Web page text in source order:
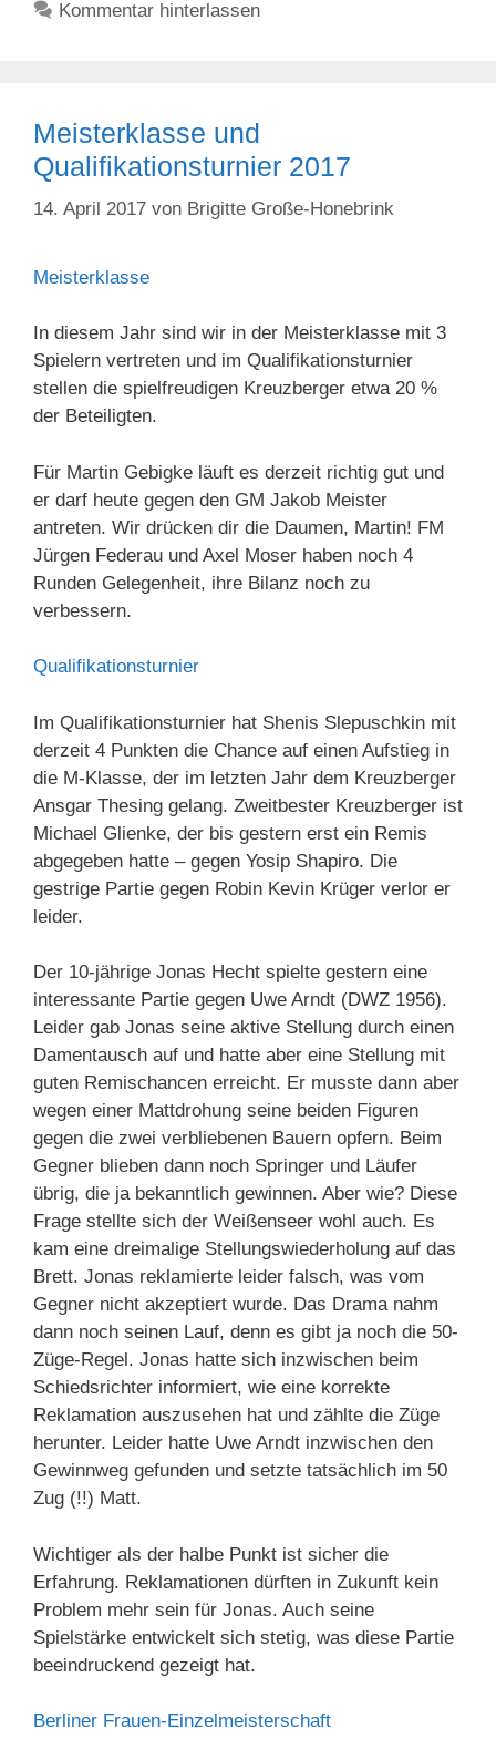
Kommentar hinterlassen
Meisterklasse und
Qualifikationsturnier 2017
14. April 2017 von Brigitte Große-Honebrink
Meisterklasse
In diesem Jahr sind wir in der Meisterklasse mit 3
Spielern vertreten und im Qualifikationsturnier
stellen die spielfreudigen Kreuzberger etwa 20 %
der Beteiligten.
Für Martin Gebigke läuft es derzeit richtig gut und
er darf heute gegen den GM Jakob Meister
antreten. Wir drücken dir die Daumen, Martin! FM
Jürgen Federau und Axel Moser haben noch 4
Runden Gelegenheit, ihre Bilanz noch zu
verbessern.
Qualifikationsturnier
Im Qualifikationsturnier hat Shenis Slepuschkin mit
derzeit 4 Punkten die Chance auf einen Aufstieg in
die M-Klasse, der im letzten Jahr dem Kreuzberger
Ansgar Thesing gelang. Zweitbester Kreuzberger ist
Michael Glienke, der bis gestern erst ein Remis
abgegeben hatte – gegen Yosip Shapiro. Die
gestrige Partie gegen Robin Kevin Krüger verlor er
leider.
Der 10-jährige Jonas Hecht spielte gestern eine
interessante Partie gegen Uwe Arndt (DWZ 1956).
Leider gab Jonas seine aktive Stellung durch einen
Damentausch auf und hatte aber eine Stellung mit
guten Remischancen erreicht. Er musste dann aber
wegen einer Mattdrohung seine beiden Figuren
gegen die zwei verbliebenen Bauern opfern. Beim
Gegner blieben dann noch Springer und Läufer
übrig, die ja bekanntlich gewinnen. Aber wie? Diese
Frage stellte sich der Weißenseer wohl auch. Es
kam eine dreimalige Stellungswiederholung auf das
Brett. Jonas reklamierte leider falsch, was vom
Gegner nicht akzeptiert wurde. Das Drama nahm
dann noch seinen Lauf, denn es gibt ja noch die 50-
Züge-Regel. Jonas hatte sich inzwischen beim
Schiedsrichter informiert, wie eine korrekte
Reklamation auszusehen hat und zählte die Züge
herunter. Leider hatte Uwe Arndt inzwischen den
Gewinnweg gefunden und setzte tatsächlich im 50
Zug (!!) Matt.
Wichtiger als der halbe Punkt ist sicher die
Erfahrung. Reklamationen dürften in Zukunft kein
Problem mehr sein für Jonas. Auch seine
Spielstärke entwickelt sich stetig, was diese Partie
beeindruckend gezeigt hat.
Berliner Frauen-Einzelmeisterschaft